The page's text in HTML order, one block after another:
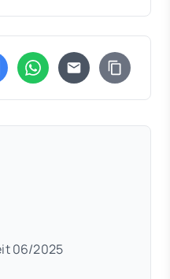
Tab)
neuem Tab)
in neuem Tab)
(öffnet in neuem Tab)
06/2025